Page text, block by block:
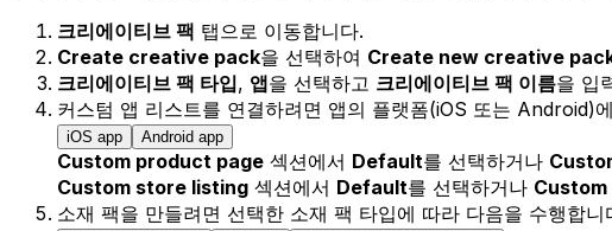
크리에이티브 팩 탭으로 이동합니다.
Create creative pack을 선택하여 Create new creative
크리에이티브 팩 타입, 앱을 선택하고 크리에이티브 팩 이름을 입
커스텀 앱 리스트를 연결하려면 앱의 플랫폼(iOS 또는 Android)
iOS app Android app
Custom product page 섹션에서 Default를 선택하거나
Custom store listing 섹션에서 Default를 선택하거나
소재 팩을 만들려면 선택한 소재 팩 타입에 따라 다음을 수행합니